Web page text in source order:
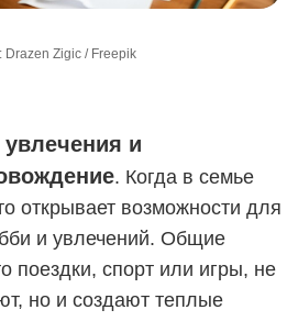
Drazen Zigic / Freepik
и
. Когда в семье
открывает возможности для
и увлечений. Общие
поездки, спорт или игры, не
но и создают теплые